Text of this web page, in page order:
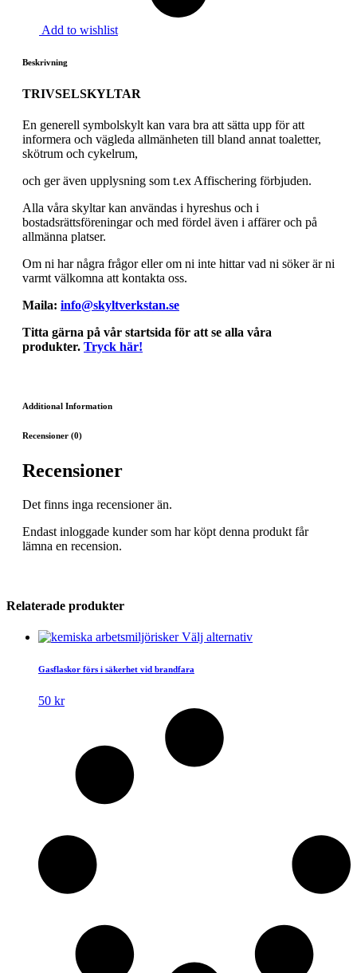
Add to wishlist
Beskrivning
TRIVSELSKYLTAR
En generell symbolskylt kan vara bra att sätta upp för att
informera och vägleda allmänheten till bland annat toaletter,
skötrum och cykelrum,
och ger även upplysning som t.ex Affischering förbjuden.
Alla våra skyltar kan användas i hyreshus och i
bostadsrättsföreningar och med fördel även i affärer och på
allmänna platser.
Om ni har några frågor eller om ni inte hittar vad ni söker är ni
varmt välkomna att kontakta oss.
Maila: info@skyltverkstan.se
Titta gärna på vår startsida för att se alla våra
produkter. Tryck här!
Additional Information
Recensioner (0)
Recensioner
Det finns inga recensioner än.
Endast inloggade kunder som har köpt denna produkt får
lämna en recension.
Relaterade produkter
Välj alternativDen
Gasflaskor förs i säkerhet vid brandfara
50 kr